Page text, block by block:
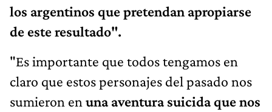
los argentinos que pretendan apropiarse
de este resultado".
"Es importante que todos tengamos en
claro que estos personajes del pasado nos
sumieron en una aventura suicida que nos